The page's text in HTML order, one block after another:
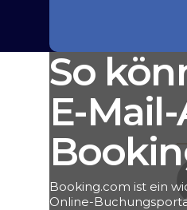
So
E-
Booking.com ist ein
Online-